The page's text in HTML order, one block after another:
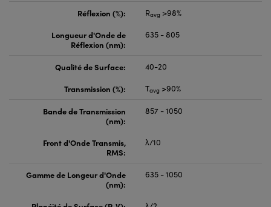
Réflexion (%): Ravg >98%
Longueur d'Onde de
Réflexion (nm):
635 - 805
Qualité de Surface:
40-20
Transmission (%):
Tavg >90%
Bande de Transmission
(nm):
857 - 1050
Front d'Onde Transmis,
RMS:
λ/10
Gamme de Longeur d'Onde
(nm):
635 - 1050